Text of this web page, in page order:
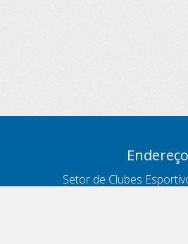
Endereço
Setor de Clubes